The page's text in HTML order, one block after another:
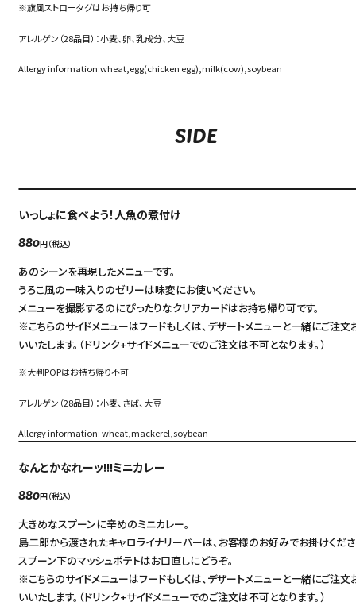
※旗風ストロータグはお持ち帰り可
アレルゲン（28品目）：小麦、卵、乳成分、大豆
Allergy information:wheat,egg(chicken egg),milk(cow),soybean
SIDE
いっしょに食べよう！人魚の煮付け
880円（税込）
あのシーンを再現したメニューです。
うろこ風の一味入りのゼリーは味変にお使いください。
メニューを撮影するのにぴったりなクリアカードはお持ち帰り可です。
※こちらのサイドメニューはフードもしくは、デザートメニューと一緒にご注文
いいたします。（ドリンク+サイドメニューでのご注文は不可となります。）
※大判POPはお持ち帰り不可
アレルゲン（28品目）：小麦、さば、大豆
Allergy information: wheat,mackerel,soybean
なんとかなれーッ!!!ミニカレー
880円（税込）
大きめなスプーンに辛めのミニカレー。
島二郎から渡されたキャロライナリーパーは、お客様のお好みでお掛けくださ
スプーン下のマッシュポテトはお口直しにどうぞ。
※こちらのサイドメニューはフードもしくは、デザートメニューと一緒にご注文
いいたします。（ドリンク+サイドメニューでのご注文は不可となります。）